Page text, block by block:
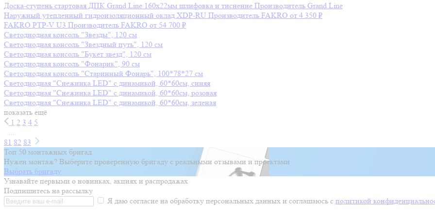
Доска-ступень стартовая ДПК Grand Line 160х22мм шлифовка и тиснение Производитель Grand Line
Наружный утепленный гидроизоляционный оклад XDP-RU Производитель FAKRO от 4 350 ₽
FAKRO PTP-V U3 Производитель FAKRO от 54 700 ₽
Светодиодная консоль "Звезды", 120 см
Светодиодная консоль "Звездный путь", 120 см
Светодиодная консоль "Букет звезд", 120 см
Светодиодная консоль "Фонарик", 90 см
Светодиодная консоль "Старинный Фонарь", 100*78*27 см
Светодиодная "Снежинка LED" с динамикой, 60*60см, синяя
Светодиодная "Снежинка LED" с динамикой, 60*60см, розовая
Светодиодная "Снежинка LED" с динамикой, 60*60см, зеленая
показать ещё
1 2 3 4 5
...
81 82 83
Топ 50 монтажных бригад
Нужен монтаж? Выберите проверенную бригаду с реальными отзывами и проектами
Выбрать бригаду
Узнавайте первыми о новинках, акциях и распродажах
Подпишитесь на рассылку
Я даю согласие на обработку персональных данных и соглашаюсь с политикой